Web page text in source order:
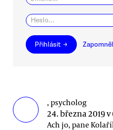
Přihlásit →
, psycholog
24. března 2019 v
Ach jo, pane